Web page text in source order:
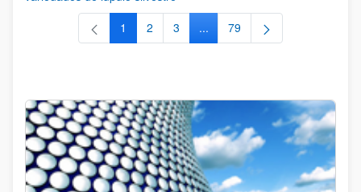
Página
1 Página
2 Página
3 ...Páginas intermedias Use TAB
Página
79